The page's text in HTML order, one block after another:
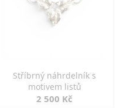
Stříbrný náhrdelník s
motivem listů
2 500 Kč